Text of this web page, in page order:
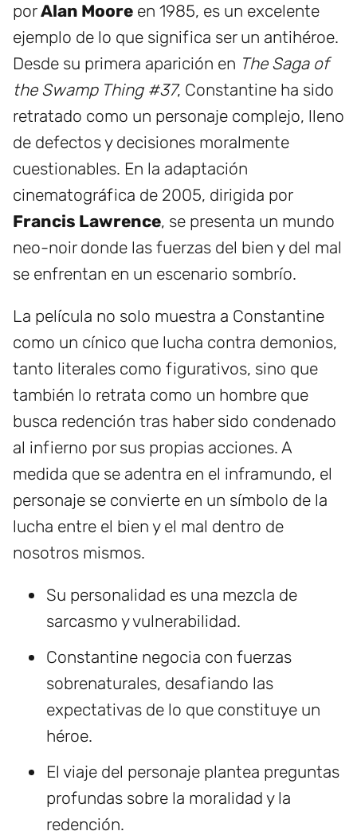
porAlan Moore en 1985, es un excelente
ejemplo de lo que significa ser un antihéroe.
Desde su primera aparición en The Saga of
the Swamp Thing #37, Constantine ha sido
retratado como un personaje complejo, lleno
de defectos y decisiones moralmente
cuestionables. En la adaptación
cinematográfica de 2005, dirigida por
Francis Lawrence, se presenta un mundo
neo-noir donde las fuerzas del bien y del mal
se enfrentan en un escenario sombrío.
La película no solo muestra a Constantine
como un cínico que lucha contra demonios,
tanto literales como figurativos, sino que
también lo retrata como un hombre que
busca redención tras haber sido condenado
al infierno por sus propias acciones. A
medida que se adentra en el inframundo, el
personaje se convierte en un símbolo de la
lucha entre el bien y el mal dentro de
nosotros mismos.
Su personalidad es una mezcla de
sarcasmo y vulnerabilidad.
Constantine negocia con fuerzas
sobrenaturales, desafiando las
expectativas de lo que constituye un
héroe.
El viaje del personaje plantea preguntas
profundas sobre la moralidad y la
redención.